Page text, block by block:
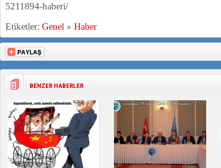
5211894-haberi/
Etiketler: Genel » Haber
BENZER HABERLER